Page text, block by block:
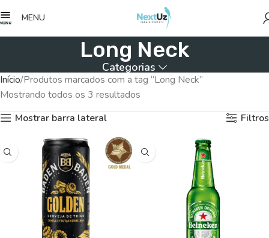
MENU
Long Neck
Categorias
Início Produtos marcados com a tag “Long Neck”
Mostrando todos os 3 resultados
Mostrar barra lateral
Filtros